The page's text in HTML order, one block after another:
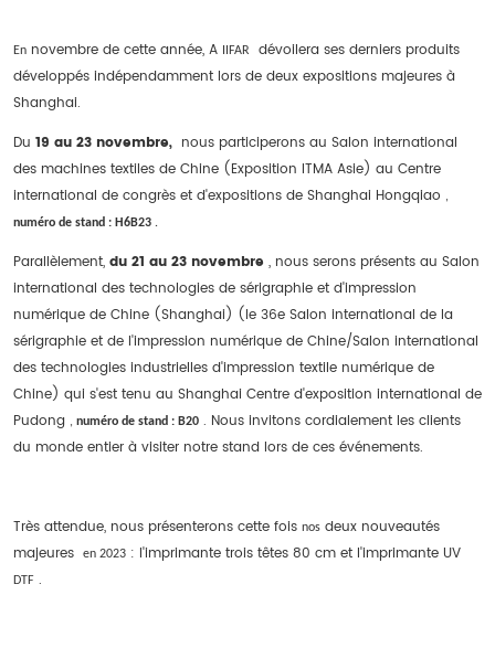
En novembre de cette année, A IIFAR
dévoilera ses derniers produits
développés indépendamment lors de deux expositions majeures à
Shanghai.
Du 19 au 23 novembre, nous participerons au Salon international
des machines textiles de Chine (Exposition ITMA Asie) au Centre
international de congrès et d'expositions de Shanghai Hongqiao ,
numéro de stand : H6B23 .
Parallèlement, du 21 au 23 novembre , nous serons présents au Salon
international des technologies de sérigraphie et d'impression
numérique de Chine (Shanghai) (le 36e Salon international de la
sérigraphie et de l'impression numérique de Chine/Salon international
des technologies industrielles d'impression textile numérique de
Chine) qui s'est tenu au Shanghai Centre d'exposition international de
Pudong , numéro de stand : B20 . Nous invitons cordialement les clients
du monde entier à visiter notre stand lors de ces événements.
Très attendue, nous présenterons cette fois nos deux nouveautés
majeures
en 2023 : l'imprimante trois têtes 80 cm et l'imprimante UV
DTF .